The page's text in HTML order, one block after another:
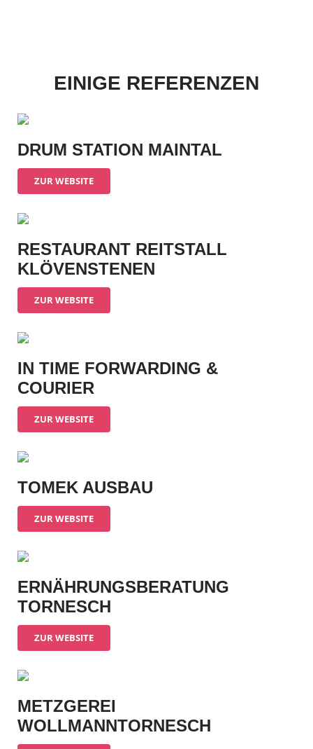
EINIGE REFERENZEN
DRUM STATION MAINTAL
ZUR WEBSITE
RESTAURANT REITSTALL
KLÖVENSTENEN
ZUR WEBSITE
IN TIME FORWARDING &
COURIER
ZUR WEBSITE
TOMEK AUSBAU
ZUR WEBSITE
ERNÄHRUNGSBERATUNG
TORNESCH
ZUR WEBSITE
METZGEREI
WOLLMANNTORNESCH